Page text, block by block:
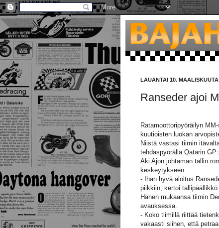
LAUANTAI 10.
Ranseder ajoi
Ratamoottoripyöräilyn
kuutioisten luokan
Niistä vastasi tiimin
tehdaspyörällä Qatarin
Aki Ajon johtaman tallin
keskeytykseen.
- Ihan hyvä aloitus
piikkiin, kertoi tallipäällikkö
Hänen mukaansa tiimin
avauksessa.
- Koko tiimillä riittää
vakaasti siihen, että